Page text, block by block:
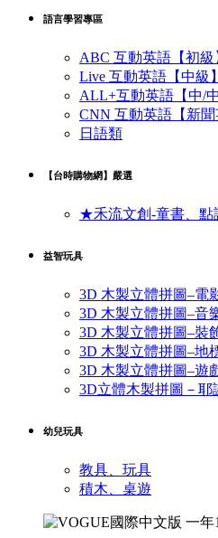
語言學習專區
ABC 互動英語【初級
Live 互動英語【中級】
ALL+互動英語【中/中
CNN 互動英語【新聞
日語類
【台時購物網】嚴選
★禾流文創-童書、點
益智玩具
3D 木製立體拼圖–電
3D 木製立體拼圖–音
3D 木製立體拼圖–裝
3D 木製立體拼圖–地
3D 木製立體拼圖–遊
3D立體木製拼圖－耶
幼兒玩具
教具、玩具
積木、桌遊